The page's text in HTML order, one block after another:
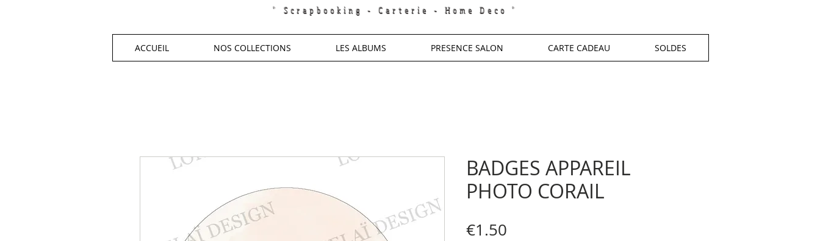
" Scrapbooking - Carterie - Home Deco "
BADGES APPAREIL
PHOTO CORAIL
€1.50
ACCUEIL NOS COLLECTIONS LES ALBUMS PRESENCE SALON CARTE CADEAU SOLDES